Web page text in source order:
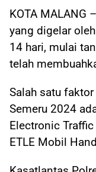
KOTA MALANG
yang digelar
14 hari, mulai
telah
Salah satu
Semeru 2024
Electronic
ETLE Mobil